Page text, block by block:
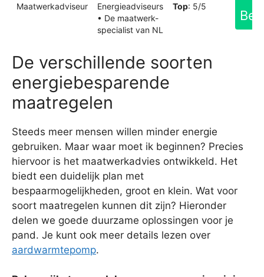
Maatwerkadviseur
Energieadviseurs
• De maatwerk-
specialist van NL
Top: 5/5
De verschillende soorten
energiebesparende
maatregelen
Steeds meer mensen willen minder energie
gebruiken. Maar waar moet ik beginnen? Precies
hiervoor is het maatwerkadvies ontwikkeld. Het
biedt een duidelijk plan met
bespaarmogelijkheden, groot en klein. Wat voor
soort maatregelen kunnen dit zijn? Hieronder
delen we goede duurzame oplossingen voor je
pand. Je kunt ook meer details lezen over
aardwarmtepomp.